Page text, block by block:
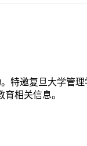
特邀复旦大学管
育相关信息。